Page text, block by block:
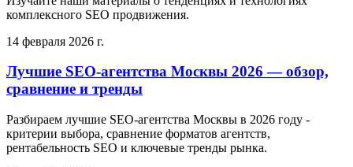
комплексного SEO продвижения.
14 февраля 2026 г.
Лучшие SEO-агентства Москвы 2026 — обзор,
сравнение и тренды
Разбираем лучшие SEO-агентства Москвы в 2026 году -
критерии выбора, сравнение форматов агентств,
рентабельность SEO и ключевые тренды рынка.